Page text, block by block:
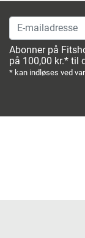
E-mailadresse
Abonner på
på 100,00 kr.* til
* kan indløses ved